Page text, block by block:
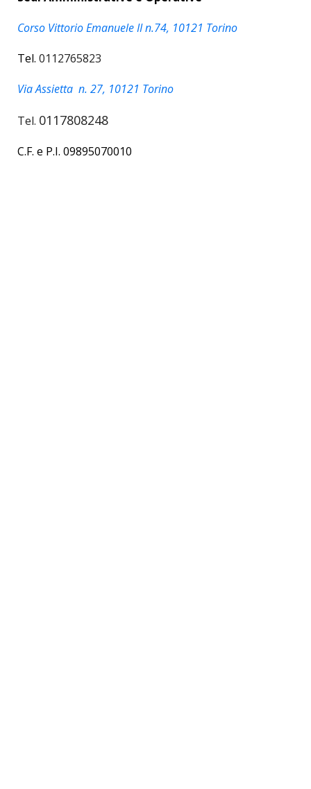
Corso Vittorio Emanuele II n.74, 10121 Torino
Tel. 0112765823
Via Assietta n. 27, 10121 Torino
Tel. 0117808248
C.F. e P.I. 09895070010